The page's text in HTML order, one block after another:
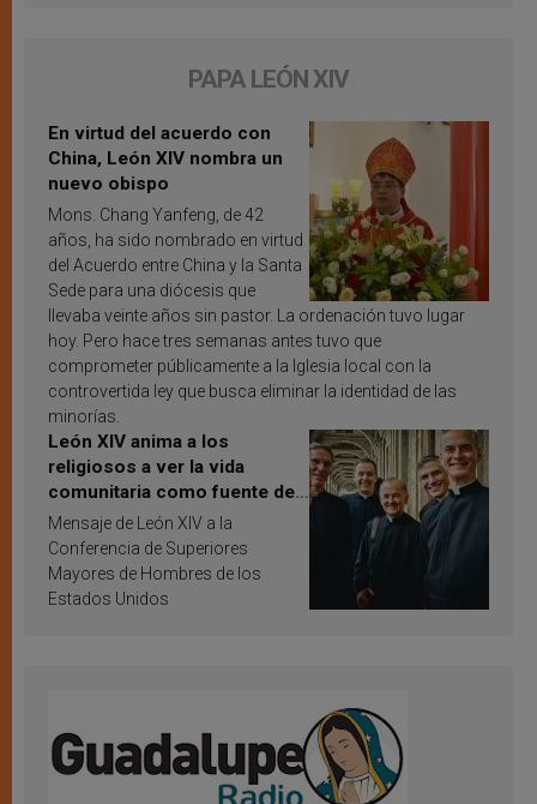
PAPA LEÓN XIV
En virtud del acuerdo con
China, León XIV nombra un
nuevo obispo
Mons. Chang Yanfeng, de 42
años, ha sido nombrado en virtud
del Acuerdo entre China y la Santa
Sede para una diócesis que
llevaba veinte años sin pastor. La ordenación tuvo lugar
hoy. Pero hace tres semanas antes tuvo que
comprometer públicamente a la Iglesia local con la
controvertida ley que busca eliminar la identidad de las
minorías.
León XIV anima a los
religiosos a ver la vida
comunitaria como fuente de
inspiración y santificación
Mensaje de León XIV a la
Conferencia de Superiores
Mayores de Hombres de los
Estados Unidos